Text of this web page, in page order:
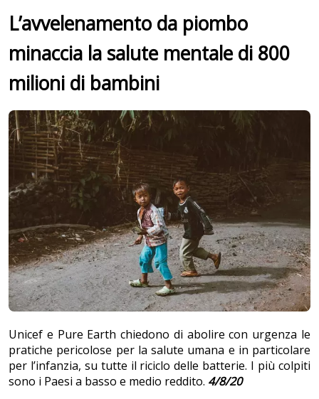
L’avvelenamento da piombo
minaccia la salute mentale di 800
milioni di bambini
Unicef e Pure Earth chiedono di abolire con urgenza le
pratiche pericolose per la salute umana e in particolare
per l’infanzia, su tutte il riciclo delle batterie. I più colpiti
sono i Paesi a basso e medio reddito. 4/8/20